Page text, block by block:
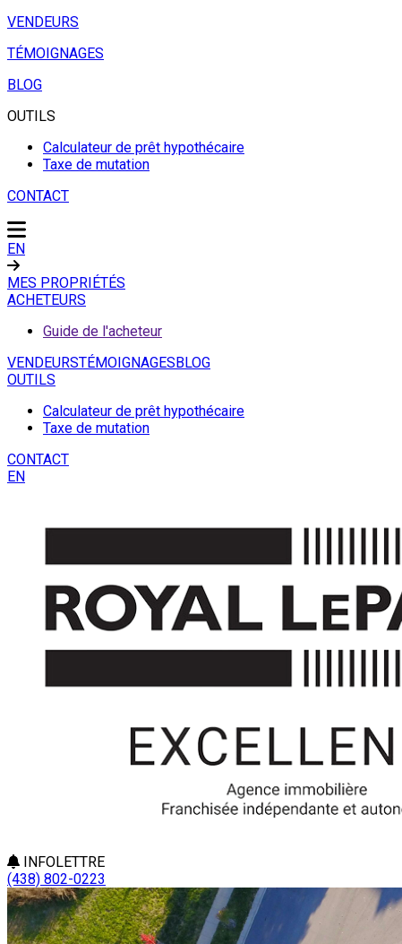
VENDEURS
TÉMOIGNAGES
BLOG
OUTILS
Calculateur de prêt hypothécaire
Taxe de mutation
CONTACT
EN
MES PROPRIÉTÉS
ACHETEURS
Guide de l'acheteur
VENDEURSTÉMOIGNAGESBLOG
OUTILS
Calculateur de prêt hypothécaire
Taxe de mutation
CONTACT
EN
INFOLETTRE
(438) 802-0223